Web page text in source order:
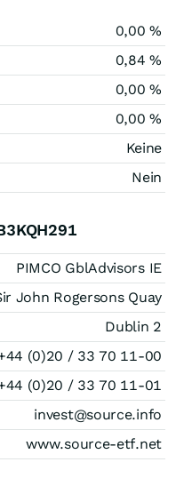
0,00 %
0,84 %
0,00 %
0,00 %
Keine
Nein
PIMCO GblAdvisors IE
John Rogersons Quay
Dublin 2
(0)20 / 33 70 11-00
(0)20 / 33 70 11-01
invest@source.info
www.source-etf.net